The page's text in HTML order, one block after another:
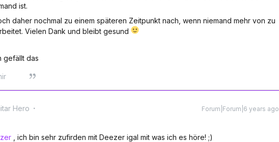
ist.
daher nochmal zu einem späteren Zeitpunkt nach, wenn niemand mehr von zu
Vielen Dank und bleibt gesund
gefällt das
Hero Forum|Forum|6 years ago
, ich bin sehr zufirden mit Deezer igal mit was ich es höre! ;)